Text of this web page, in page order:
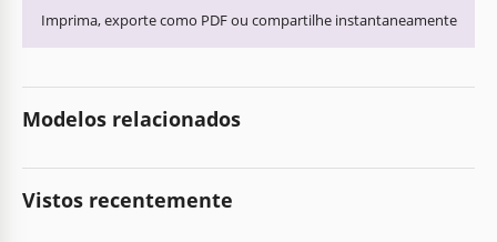
Imprima, exporte como PDF ou compartilhe instantaneamente
Modelos relacionados
Vistos recentemente